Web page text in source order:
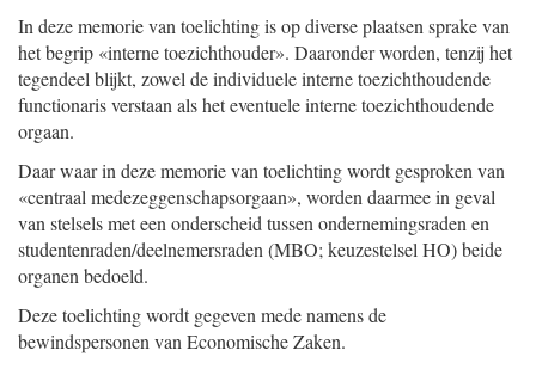
In deze memorie van toelichting is op diverse plaatsen sprake van
het begrip «interne toezichthouder». Daaronder worden, tenzij het
tegendeel blijkt, zowel de individuele interne toezichthoudende
functionaris verstaan als het eventuele interne toezichthoudende
orgaan.
Daar waar in deze memorie van toelichting wordt gesproken van
«centraal medezeggenschapsorgaan», worden daarmee in geval
van stelsels met een onderscheid tussen ondernemingsraden en
studentenraden/deelnemersraden (MBO; keuzestelsel HO) beide
organen bedoeld.
Deze toelichting wordt gegeven mede namens de
bewindspersonen van Economische Zaken.